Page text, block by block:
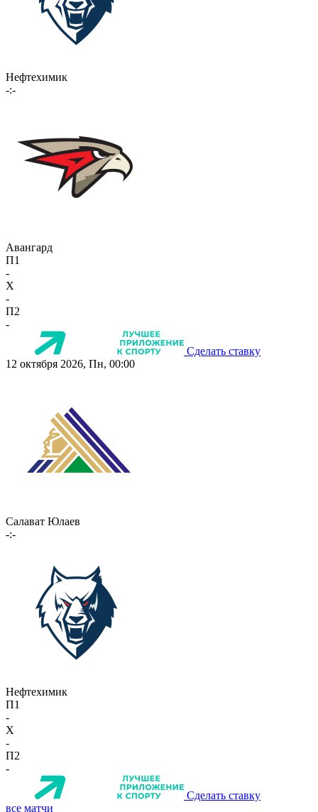
Нефтехимик
-:-
Авангард
П1
-
X
-
П2
-
Сделать ставку
12 октября 2026, Пн, 00:00
Салават Юлаев
-:-
Нефтехимик
П1
-
X
-
П2
-
Сделать ставку
все матчи